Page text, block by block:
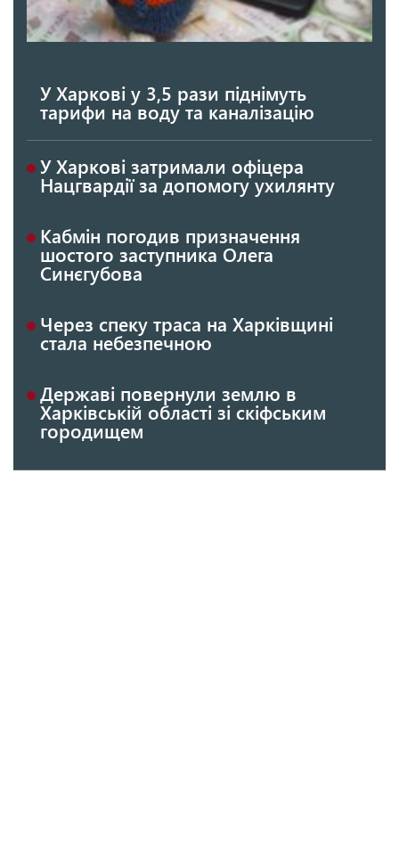
У Харкові у 3,5 рази піднімуть
тарифи на воду та каналізацію
У Харкові затримали офіцера
Нацгвардії за допомогу ухилянту
Кабмін погодив призначення
шостого заступника Олега
Синєгубова
Через спеку траса на Харківщині
стала небезпечною
Державі повернули землю в
Харківській області зі скіфським
городищем